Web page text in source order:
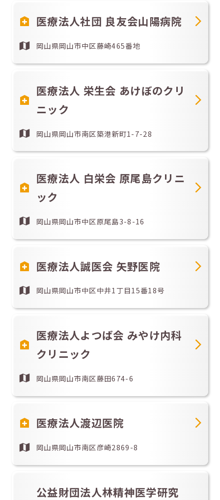
医療法人社団 良友会山陽病院
岡山県岡山市中区藤崎465番地
医療法人 栄生会 あけぼのクリ
ニック
岡山県岡山市南区築港新町1-7-28
医療法人 白栄会 原尾島クリニ
ック
岡山県岡山市中区原尾島3-8-16
医療法人誠医会 矢野医院
岡山県岡山市中区中井1丁目15番18号
医療法人よつば会 みやけ内科
クリニック
岡山県岡山市南区藤田674-6
医療法人渡辺医院
岡山県岡山市南区彦崎2869-8
公益財団法人林精神医学研究